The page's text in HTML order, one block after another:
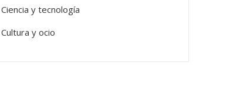
Ciencia y tecnología
Cultura y ocio